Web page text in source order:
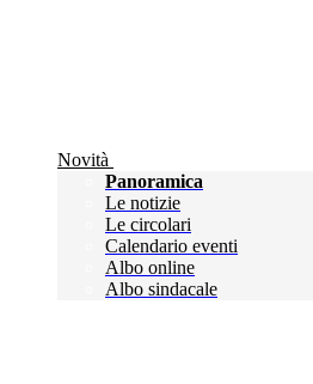
Novità
Panoramica
Le notizie
Le circolari
Calendario eventi
Albo online
Albo sindacale